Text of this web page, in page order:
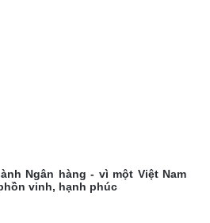
Ngân hàng - vì một Việt Nam
vinh, hạnh phúc